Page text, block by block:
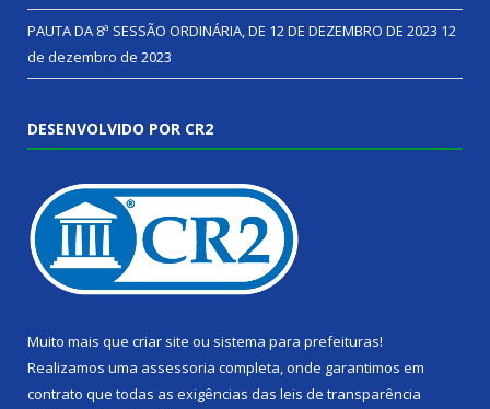
PAUTA DA 8ª SESSÃO ORDINÁRIA, DE 12 DE DEZEMBRO DE 2023 12
de dezembro de 2023
DESENVOLVIDO POR CR2
Muito mais que criar site ou sistema para prefeituras!
Realizamos uma assessoria completa, onde garantimos em
contrato que todas as exigências das leis de transparência